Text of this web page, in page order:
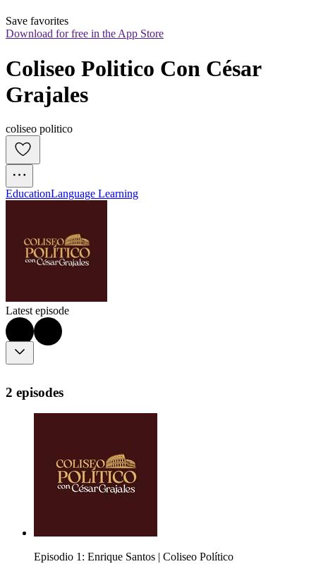
Save favorites
Download for free in the App Store
Coliseo Politico Con César
Grajales
coliseo politico
EducationLanguage Learning
Latest episode
2 episodes
Episodio 1: Enrique Santos | Coliseo Político